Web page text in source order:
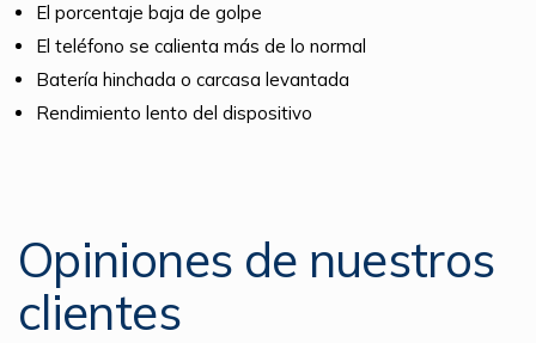
El porcentaje baja de golpe
El teléfono se calienta más de lo normal
Batería hinchada o carcasa levantada
Rendimiento lento del dispositivo
Opiniones de nuestros
clientes